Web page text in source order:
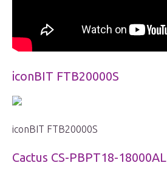
iconBIT FTB20000S
iconBIT FTB20000S
Cactus CS-PBPT18-18000AL